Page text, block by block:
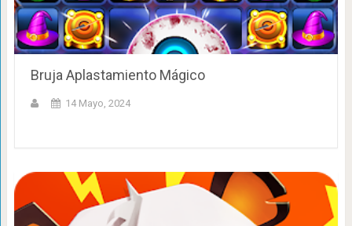
Bruja Aplastamiento Mágico
14 Mayo, 2024